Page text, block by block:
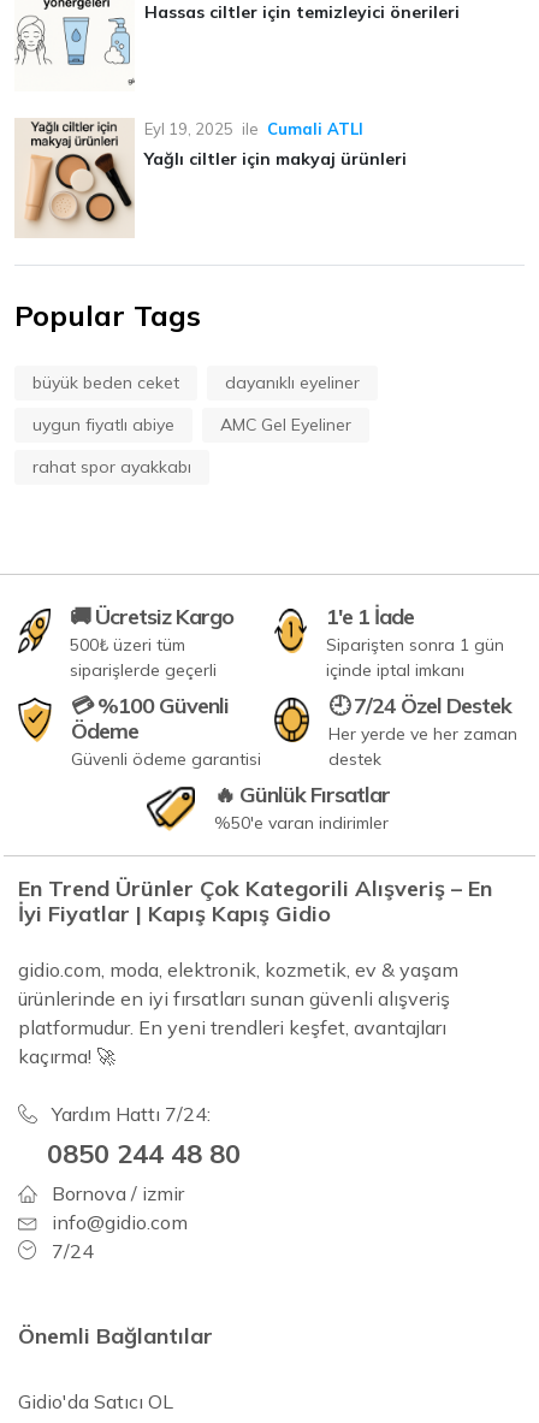
Hassas ciltler için temizleyici önerileri
Eyl 19, 2025 ile Cumali ATLI
Yağlı ciltler için makyaj ürünleri
Popular Tags
büyük beden ceket
dayanıklı eyeliner
uygun fiyatlı abiye
AMC Gel Eyeliner
rahat spor ayakkabı
🚚 Ücretsiz Kargo
500₺ üzeri tüm
siparişlerde geçerli
1'e 1 İade
Siparişten sonra 1 gün
içinde iptal imkanı
💳 %100 Güvenli
Ödeme
Güvenli ödeme garantisi
🕘 7/24 Özel Destek
Her yerde ve her zaman
destek
🔥 Günlük Fırsatlar
%50'e varan indirimler
En Trend Ürünler Çok Kategorili Alışveriş – En
İyi Fiyatlar | Kapış Kapış Gidio
gidio.com, moda, elektronik, kozmetik, ev & yaşam
ürünlerinde en iyi fırsatları sunan güvenli alışveriş
platformudur. En yeni trendleri keşfet, avantajları
kaçırma! 🚀
Yardım Hattı 7/24:
0850 244 48 80
Bornova / izmir
info@gidio.com
7/24
Önemli Bağlantılar
Gidio'da Satıcı OL